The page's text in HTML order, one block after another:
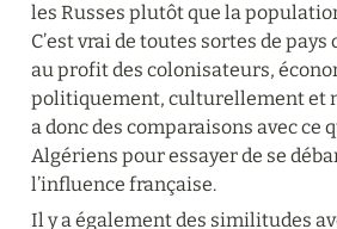
les Russes plutôt que la
C’est vrai de toutes sortes de
au profit des colonisateurs,
politiquement, culturellement et
a donc des comparaisons avec ce
Algériens pour essayer de se
l’influence française.
Il y a également des similitudes